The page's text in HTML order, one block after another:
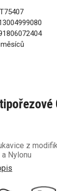
z
Nylonu